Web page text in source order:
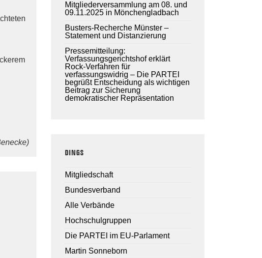
Mitgliederversammlung am 08. und
09.11.2025 in Mönchengladbach
Busters-Recherche Münster –
Statement und Distanzierung
Pressemitteilung:
Verfassungsgerichtshof erklärt
Rock-Verfahren für
verfassungswidrig – Die PARTEI
begrüßt Entscheidung als wichtigen
Beitrag zur Sicherung
demokratischer Repräsentation
DINGS
Mitgliedschaft
Bundesverband
Alle Verbände
Hochschulgruppen
Die PARTEI im EU-Parlament
Martin Sonneborn